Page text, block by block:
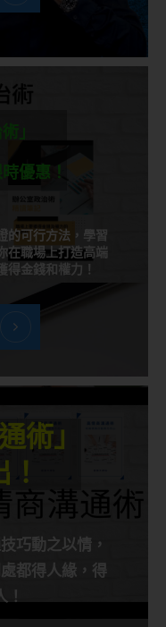
」
優惠！
的可行方法，學習
在職場上打造高端
得金錢和權力！
術」
巧動之以情，
都得人緣，得